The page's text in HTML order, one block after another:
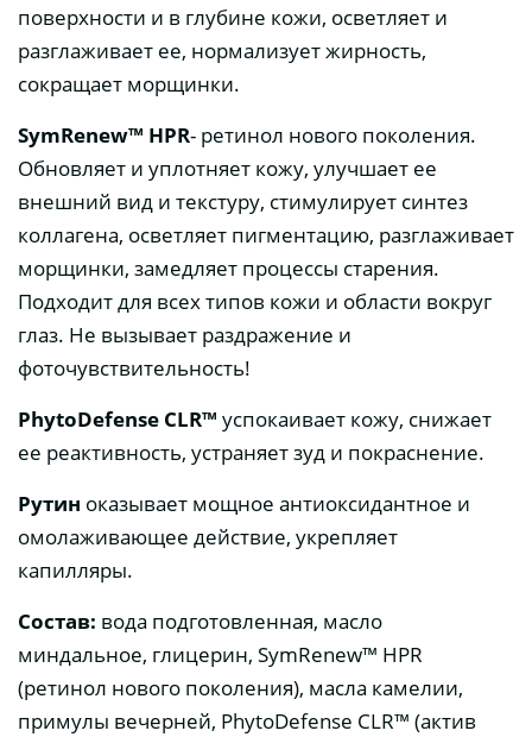
поверхности и в глубине кожи, осветляет и
разглаживает ее, нормализует жирность,
сокращает морщинки.
SymRenew™ HPR- ретинол нового поколения.
Обновляет и уплотняет кожу, улучшает ее
внешний вид и текстуру, стимулирует синтез
коллагена, осветляет пигментацию, разглаживает
морщинки, замедляет процессы старения.
Подходит для всех типов кожи и области вокруг
глаз. Не вызывает раздражение и
фоточувствительность!
PhytoDefense CLR™ успокаивает кожу, снижает
ее реактивность, устраняет зуд и покраснение.
Рутин оказывает мощное антиоксидантное и
омолаживающее действие, укрепляет
капилляры.
Состав: вода подготовленная, масло
миндальное, глицерин, SymRenew™ HPR
(ретинол нового поколения), масла камелии,
примулы вечерней, PhytoDefense CLR™ (актив